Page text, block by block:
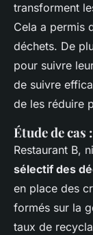
transforment
Cela a permis
déchets. De
pour suivre
de suivre
de les réduire
Étude de cas
Restaurant B,
sélectif des
en place des
formés sur la
taux de